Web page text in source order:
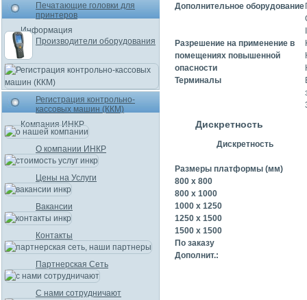
Дополнительное оборудование
Разрешение на применение в
помещениях повышенной
опасности
Терминалы
Дискретность
Дискретность
Размеры платформы (мм)
800 x 800
800 x 1000
1000 x 1250
1250 x 1500
1500 x 1500
По заказу
Дополнит.:
Печатающие головки для
принтеров
Информация
Производители оборудования
Регистрация контрольно-
кассовых машин (ККМ)
Компания ИНКР
О компании ИНКР
Цены на Услуги
Вакансии
Контакты
Партнерская Сеть
С нами сотрудничают